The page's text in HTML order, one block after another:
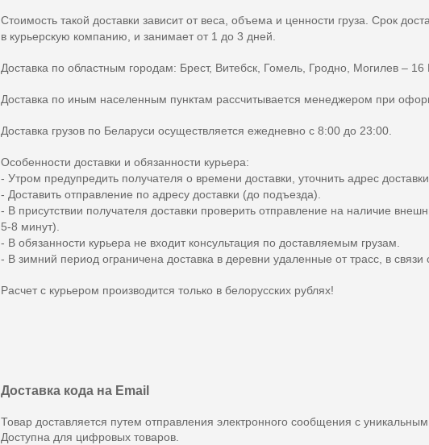
Стоимость такой доставки зависит от веса, объема и ценности груза. Срок
в курьерскую компанию, и занимает от 1 до 3 дней.
Доставка по областным городам: Брест, Витебск, Гомель, Гродно, Могилев – 16
Доставка по иным населенным пунктам рассчитывается менеджером при
Доставка грузов по Беларуси осуществляется ежедневно с 8:00 до 23:00.
Особенности доставки и обязанности курьера:
- Утром предупредить получателя о времени доставки, уточнить адрес
- Доставить отправление по адресу доставки (до подъезда).
- В присутствии получателя доставки проверить отправление на наличие
5-8 минут).
- В обязанности курьера не входит консультация по доставляемым грузам.
- В зимний период ограничена доставка в деревни удаленные от трасс, в связи
Расчет с курьером производится только в белорусских рублях!
Доставка кода на Email
Товар доставляется путем отправления электронного сообщения с
Доступна для цифровых товаров.